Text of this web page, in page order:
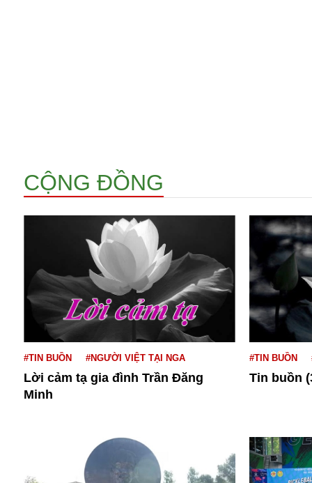
Bói toán
Bóng đá
BĐS
Bí ẩn
Bitcoin
Barrack Obama
Bắc Kinh
CỘNG ĐỒNG
#TIN BUỒN #NGƯỜI VIỆT TẠI NGA
Lời cảm tạ gia đình Trần Đăng
Minh
#TIN BUỒN
Tin buồn